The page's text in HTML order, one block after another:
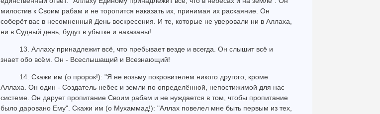
милостив к Своим рабам и не торопится наказать их, принимая их раскаяние. Он
соберёт вас в несомненный День воскресения. И те, которые не уверовали ни в Аллаха,
ни в Судный день, будут в убытке и наказаны!
13. Аллаху принадлежит всё, что пребывает везде и всегда. Он слышит всё и
знает обо всём. Он - Всеслышащий и Всезнающий!
14. Скажи им (о пророк!): "Я не возьму покровителем никого другого, кроме
Аллаха. Он один - Создатель небес и земли по определённой, непостижимой для нас
системе. Он дарует пропитание Своим рабам и не нуждается в том, чтобы пропитание
было даровано Ему". Скажи им (о Мухаммад!): "Аллах повелел мне быть первым из тех,